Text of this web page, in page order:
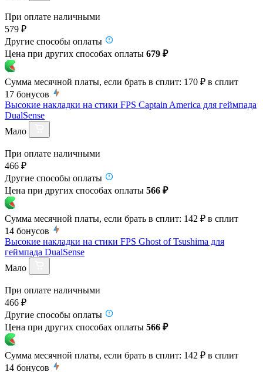
При оплате наличными
579 ₽
Другие способы оплаты
Цена при других способах оплаты 679 ₽
Сумма месячной платы, если брать в сплит: 170 ₽ в сплит
17 бонусов
Высокие накладки на стики FPS Captain America для геймпада
DualSense
Мало
При оплате наличными
466 ₽
Другие способы оплаты
Цена при других способах оплаты 566 ₽
Сумма месячной платы, если брать в сплит: 142 ₽ в сплит
14 бонусов
Высокие накладки на стики FPS Ghost of Tsushima для
геймпада DualSense
Мало
При оплате наличными
466 ₽
Другие способы оплаты
Цена при других способах оплаты 566 ₽
Сумма месячной платы, если брать в сплит: 142 ₽ в сплит
14 бонусов